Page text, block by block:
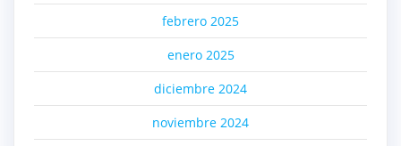
febrero 2025
enero 2025
diciembre 2024
noviembre 2024